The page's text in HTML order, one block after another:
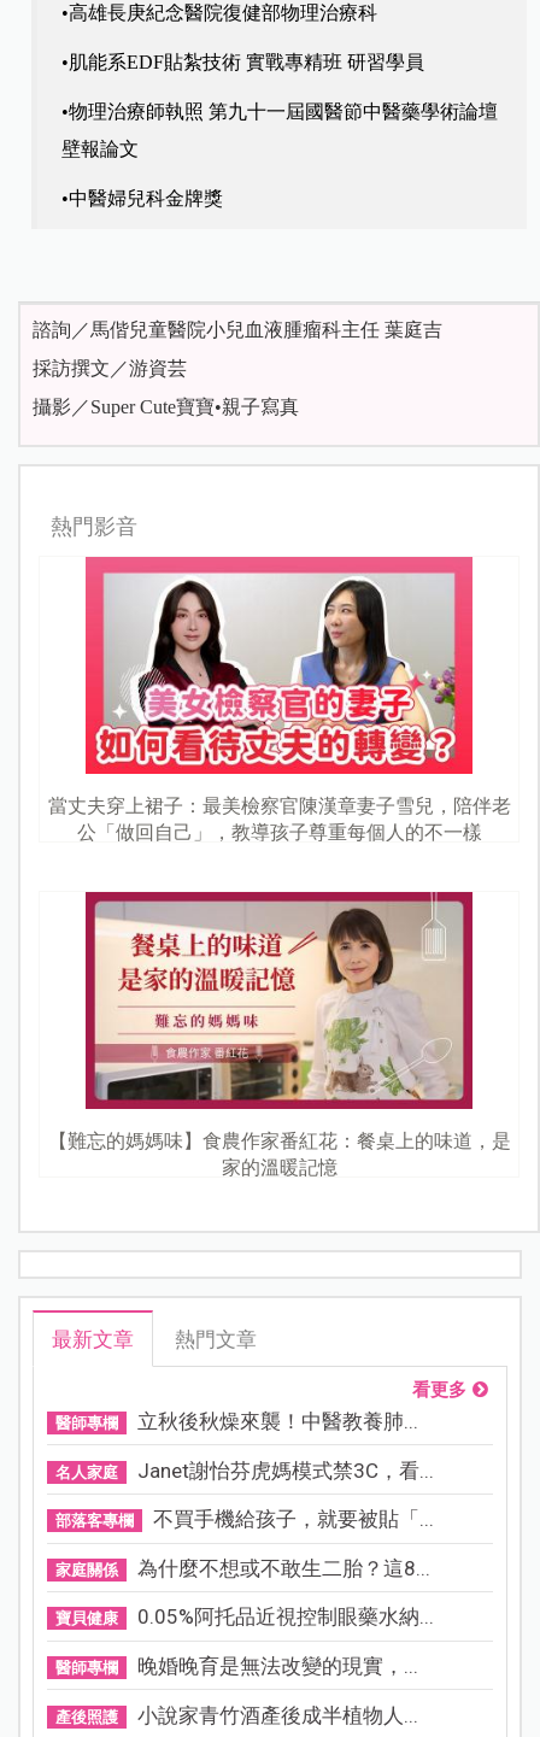
•高雄長庚紀念醫院復健部物理治療科
•肌能系EDF貼紮技術 實戰專精班 研習學員
•物理治療師執照 第九十一屆國醫節中醫藥學術論壇
壁報論文
•中醫婦兒科金牌獎
諮詢／馬偕兒童醫院小兒血液腫瘤科主任 葉庭吉
採訪撰文／游資芸
攝影／Super Cute寶寶•親子寫真
熱門影音
當丈夫穿上裙子：最美檢察官陳漢章妻子雪兒，陪伴老
公「做回自己」，教導孩子尊重每個人的不一樣
【難忘的媽媽味】食農作家番紅花：餐桌上的味道，是
家的溫暖記憶
最新文章 熱門文章
看更多
醫師專欄 立秋後秋燥來襲！中醫教養肺...
名人家庭 Janet謝怡芬虎媽模式禁3C，看...
部落客專欄 不買手機給孩子，就要被貼「...
家庭關係 為什麼不想或不敢生二胎？這8...
寶貝健康 0.05%阿托品近視控制眼藥水納...
醫師專欄 晚婚晚育是無法改變的現實，...
產後照護 小說家青竹酒產後成半植物人...